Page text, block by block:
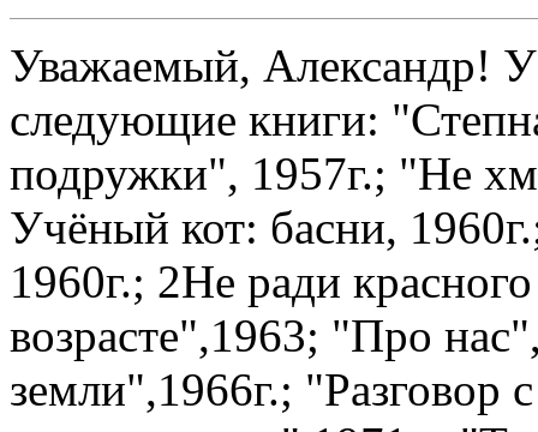
Уважаемый, Александр!
следующие книги:
подружки", 1957г.; "Не
Учёный кот: басни,
1960г.; 2Не ради
возрасте",1963; "Про
земли",1966г.; "Разговор